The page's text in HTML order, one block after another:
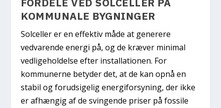
KOMMUNALE BYGNINGER
Solceller er en effektiv måde at generere
vedvarende energi på, og de kræver minimal
vedligeholdelse efter installationen. For
kommunerne betyder det, at de kan opnå en
stabil og forudsigelig energiforsyning, der ikke
er afhængig af de svingende priser på fossile